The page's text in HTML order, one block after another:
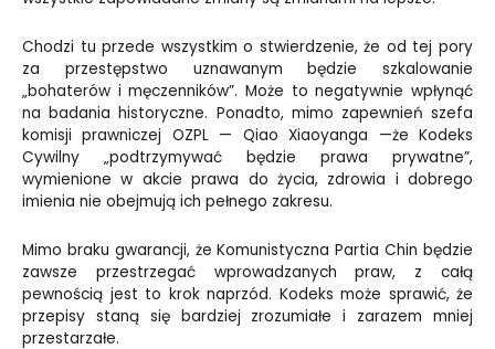
Chodzi tu przede wszystkim o stwierdzenie, że od tej pory
za przestępstwo uznawanym będzie szkalowanie
„bohaterów i męczenników”. Może to negatywnie wpłynąć
na badania historyczne. Ponadto, mimo zapewnień szefa
komisji prawniczej OZPL — Qiao Xiaoyanga —że Kodeks
Cywilny „podtrzymywać będzie prawa prywatne”,
wymienione w akcie prawa do życia, zdrowia i dobrego
imienia nie obejmują ich pełnego zakresu.
Mimo braku gwarancji, że Komunistyczna Partia Chin będzie
zawsze przestrzegać wprowadzanych praw, z całą
pewnością jest to krok naprzód. Kodeks może sprawić, że
przepisy staną się bardziej zrozumiałe i zarazem mniej
przestarzałe.